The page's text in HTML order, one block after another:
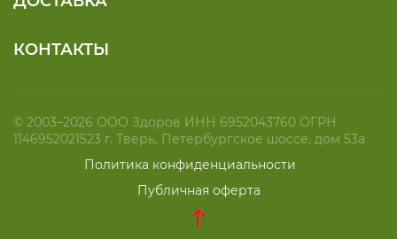
КОНТАКТЫ
Политика конфиденциальности
Публичная оферта
© 2003–2026 ООО Здоров ИНН 6952043760 ОГРН
1146952021523 г. Тверь, Петербургское шоссе, дом 53а